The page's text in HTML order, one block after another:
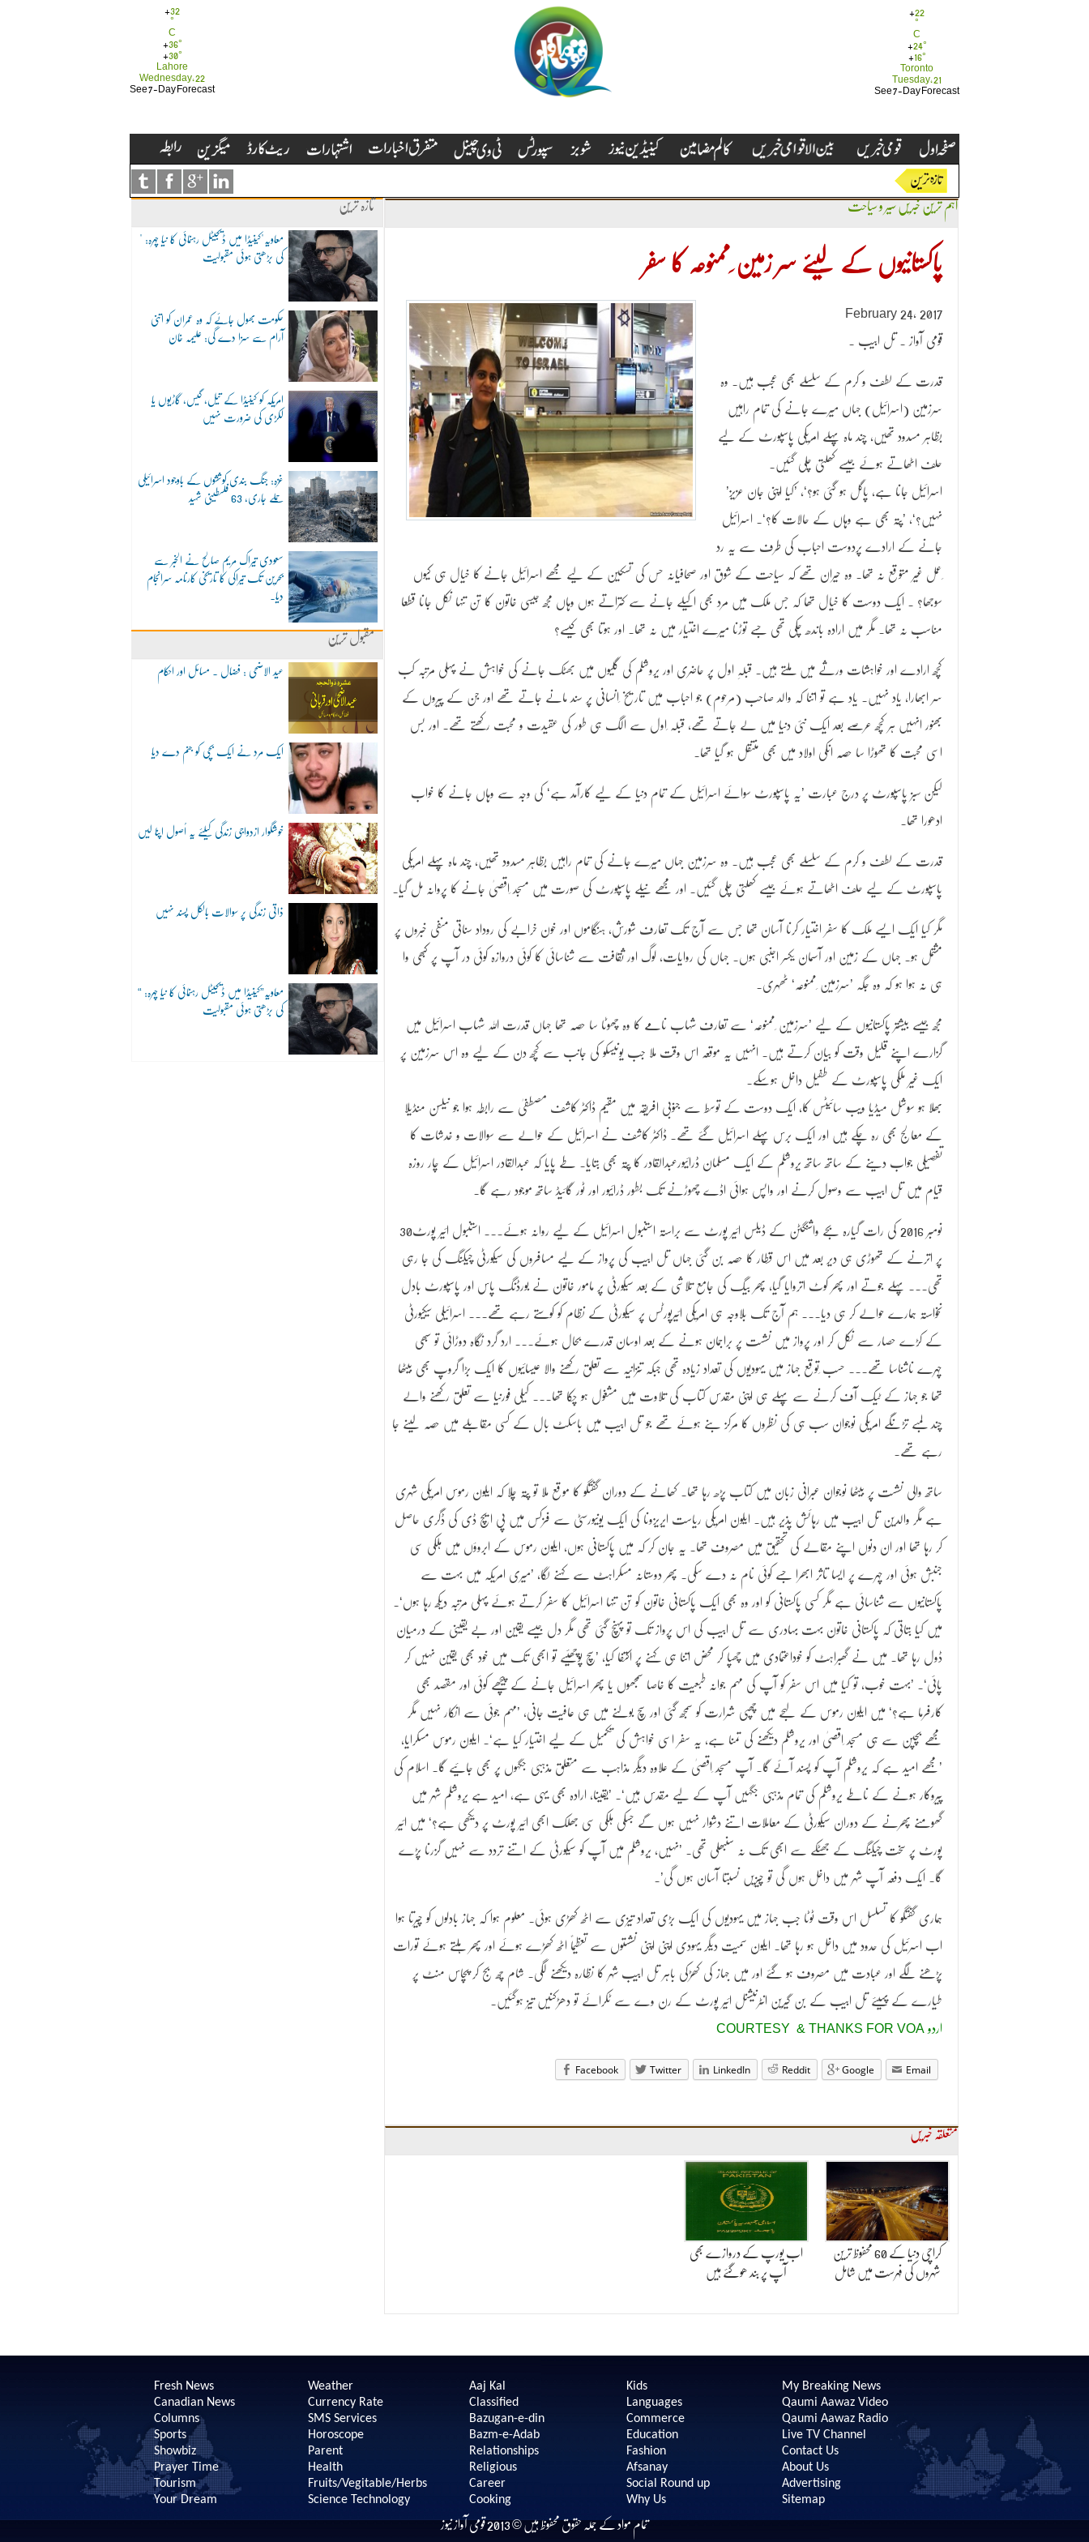
+22
°
C
+24°
+ 16°
Toronto
Tuesday, 21
See 7-Day Forecast
+32
°
C
+36°
+30°
Lahore
Wednesday, 22
See 7-Day Forecast
تازہ ترین
"معاویہ"کینیڈا میں ڈیجیٹل رہنمائی کا نیا چہرہ:
کی بڑھتی ہوئی مقبولیت
حکومت بھول جائے کہ وہ عمران کو اتنی
آرام سے سزا دے گی: علیمہ خان
امریکہ کو کینیڈا کے تیل، گیس، گاڑیوں یا
لکڑی کی ضرورت نہیں
غزہ: جنگ بندی کوششوں کے باوجود اسرائیلی
حملے جاری، 63 فلسطینی شہید
سعودی تیراک مریم صالح نے الخبر سے
بحرین تک تیراکی کا تاریخی کارنامہ سرانجام
دیا۔
مقبول ترین
عید الاضحی : فضال ۔ مسائل اور احکام
ایک مرد نے ایک بچی کو جنم دے دیا
خوشگوار ازدواجی زندگی کیلئے یہ اُصول اپنا لیں
ذاتی زندگی پر سوالات بالکل پسند نہیں
“معاویہ”کینیڈا میں ڈیجیٹل رہنمائی کا نیا چہرہ:
کی بڑھتی ہوئی مقبولیت
اہم ترین خبریں سیر و سیاحت
پاکستانیوں کے لیئے سر زمین ِممنوعہ کا سفر
February 24, 2017
. قومی آواز . تل ابیب
قدرت کے لطف و کرم کے سلسلے بھی عجب ہیں۔ وہ
سرزمین (اسرائیل) جہاں میرے جانے کی تمام راہیں
بظاہر مسدود تھیں، چند ماہ پہلے امریکی پاسپورٹ کے لیے
حلف اٹھاتے ہوئے جیسے کھلتی چلی گئیں۔
’اسرائیل جانا ہے، پاگل ہو گئی ہو؟‘، ’کیا اپنی جان عزیز
نہیں؟‘، ’پتہ بھی ہے وہاں کے حالات کا؟‘۔ اسرائیل
جانے کے ارادے پردوست احباب کی طرف سے یہ رد
ِعمل غیر متوقع نہ تھا۔ وہ حیران تھے کہ سیاحت کے شوق اور صحافیانہ حس کی تسکین کے لیے مجھے اسرائیل جانے کا خیال ہی کیوں
سوجھا؟ ۔ ایک دوست کا خیال تھا کہ جس ملک میں مرد بھی اکیلے جانے سے کتراتے ہوں وہاں مجھ جیسی خاتون کا تن تنہا نکل جانا قطعا
مناسب نہ تھا۔ مگر میں ارادہ باندھ چکی تھی جسے توڑنا میرے اختیار میں نہ تھا۔ اور ہوتا بھی کیسے؟
کچھ ارادے اور خواہشات ورثے میں ملتے ہیں۔ قبلہِ اول پر حاضری اور یروشلم کی گلیوں میں بھٹک جانے کی خواہش نے پہلی مرتبہ کب
سر ابھارا، یاد نہیں۔ یاد ہے تو اتنا کہ والد صاحب (مرحوم) جو احباب میں تاریخ ِانسانی پر سند مانے جاتے تھے اور جن کے پیروں کے
بھنور انہیں ہر کچھ عرصے بعد ایک نئی دنیا میں لے جاتے تھے، قبلہ ِاول سے الگ ہی طور کی عقیدت و محبت رکھتے تھے۔ اور بس
اسی محبت کا تھوڑا سا حصہ انکی اولاد میں بھی منتقل ہو گیا تھا۔
لیکن سبز پاسپورٹ پر درج عبارت ’یہ پاسپورٹ سوائے اسرائیل کے تمام دنیا کے لیے کارآمد ہے‘ کی وجہ سے وہاں جانے کا خواب
ادھورا تھا۔
قدرت کے لطف و کرم کے سلسلے بھی عجب ہیں۔ وہ سرزمین جہاں میرے جانے کی تمام راہیں بظاہر مسدود تھیں، چند ماہ پہلے امریکی
پاسپورٹ کے لیے حلف اٹھاتے ہوئے جیسے کھلتی چلی گئیں۔ اور مجھے نیلے پاسپورٹ کی صورت میں مسجد ِاقصیٰ جانے کا پروانہ مل گیا۔
مگر کیا ایک ایسے ملک کا سفر اختیار کرنا آسان تھا جس سے آج تک تعارف شورش، ہنگاموں اور خون خرابے کی روداد سناتی منفی خبروں پر
مشتمل ہو۔ جہاں کے زمین اور آسمان یکسر اجنبی ہوں۔ جہاں کی روایات، لوگ اور ثقافت سے شناسائی کا کوئی دروازہ کوئی در آپ پر کبھی وا
ہی نہ ہوا ہو کہ وہ جگہ ’سرزمین ِممنوعہ‘ ٹھہری۔
مجھ جیسے بیشتر پاکستانیوں کے لیے ’سرزمین ِممنوعہ‘ سے تعارف شہاب نامے کا وہ چھوٹا سا حصہ تھا جہاں قدرت اللہ شہاب اسرائیل میں
گزارے اپنے قلیل وقت کو بیان کرتے ہیں۔ انہیں یہ موقعہ اس وقت ملا جب یونیسکو کی جانب سے کچھ دن کے لیے وہ اس سرزمین پر
ایک غیر ملکی پاسپورٹ کے طفیل داخل ہوسکے۔
بھلا ہو سوشل میڈیا ویب سائیٹس کا، ایک دوست کے توسط سے جنوبی افریقہ میں مقیم ڈاکٹر کاشف مصطفیٰ سے رابطہ ہوا جو نیلسن منڈیلا
کے معالج بھی رہ چکے ہیں اور ایک برس پہلے اسرائیل گئے تھے۔ ڈاکٹر کاشف نے اسرائیل کے حوالے سے سوالات و خدشات کا
تفصیلی جواب دینے کے ساتھ ساتھ یروشلم کے ایک مسلمان ڈرائیورعبدالقادر کا پتہ بھی بتایا۔ طے پایا کہ عبدالقادر اسرائیل کے چار روزہ
قیام میں تل ابیب سے وصول کرنے اور واپس ہوائی اڈے چھوڑنے تک بطور ڈرائیور اور ٹور گائیڈ ساتھ موجود رہے گا۔
30نومبر 2016 کی رات گیارہ بجے واشنگٹن کے ڈیلس ائیر پورٹ سے براستہ استنبول اسرائیل کے لیے روانہ ہوئے۔۔۔ استنبول ائیر پورٹ
پر اترنے کے تھوڑی ہی دیر بعد میں اس قطار کا حصہ بن گئی جہاں تل ابیب کی پرواز کے لیے مسافروں کی سیکورٹی چیکنگ کی جا رہی
تھی۔۔۔ پہلے جوتے اور پھر کوٹ اتروایا گیا، پھر بیگ کی جامع تلاشی کے بعد سیکورٹی پر مامور خاتون نے بورڈنگ پاس اور پاسپورٹ بادل
نخواستہ ہمارے حوالے کر ہی دیا۔۔۔ ہم آج تک بلاوجہ ہی امریکی ائیرپورٹس پر سیکورٹی کے نظام کو کوستے رہے تھے۔۔۔ اسرائیلی سیکیورٹی
کے کڑے حصار سے نکل کر اور پرواز میں نشست پر براجمان ہونے کے بعد اوسان قدرے بحال ہوئے۔۔۔ ارد گرد نگاہ دوڑائی تو سبھی
چہرے ناشناسا تھے۔۔۔ حسب ِتوقع جہاز میں یہودیوں کی تعداد زیادہ تھی جبکہ تنزانیہ سے تعلق رکھنے والا عیسائیوں کا ایک بڑا گروپ بھی بیٹھا
تھا جو جہاز کے ٹیک آف کرنے سے پہلے ہی اپنی مقدس کتاب کی تلاوت میں مشغول ہو چکا تھا۔۔۔ کیلی فورنیا سے تعلق رکھنے والے
چند لمبے تڑنگے امریکی نوجوان سب ہی کی نظروں کا مرکز بنے ہوئے تھے جو تل ابیب میں باسکٹ بال کے کسی مقابلے میں حصہ لینے جا
رہے تھے۔
ساتھ والی نشست پر بیٹھا نوجوان عبرانی زبان میں کتاب پڑھ رہا تھا۔ کھانے کے دوران گفتگو کا موقع ملا تو پتہ چلا کہ ایلون رموس امریکی شہری
ہے مگر والدین تل ابیب میں رہائش پذیر ہیں۔ ایلون امریکی ریاست ایریزونا کی ایک یونیورسٹی سے فزکس میں پی ایچ ڈی کی ڈگری حاصل
کر رہا تھا اور ان دنوں اپنے مقالے کی تحقیق میں مصروف تھا۔ یہ جان کر کہ میں پاکستانی ہوں، ایلون رموس کے ابروؤں میں ہلکی سی
جنبش ہوئی اور چہرے پر ایسا تاثر ابھرا جسے کوئی نام نہ دے سکی۔ پھر دوستانہ مسکراہٹ سے کہنے لگا، ’میری امریکہ میں بہت سے
پاکستانیوں سے شناسائی ہے مگر کسی پاکستانی کو اور وہ بھی ایک پاکستانی خاتون کو تن تنہا اسرائیل کا سفر کرتے ہوئے پہلی مرتبہ دیکھ رہا ہوں‘۔
میں کیا بتاتی کہ پاکستانی خاتون بہت بہادری سے تل ابیب کی اس پرواز تک تو پہنچ گئی تھی مگر دل جیسے یقین اور بے یقینی کے درمیان
ڈول رہا تھا۔ میں نے گھبراہٹ کو خوداعتمادی میں چھپا کر محض اتنا ہی کہنے پر اکتفا کیا، ’سچ پوچھئیے تو ابھی تک میں خود بھی یقین نہیں کر
پائی‘۔ ’بہت خوب، تو کیا میں اس سفر کو آپ کی مہم جوانہ طبعیت کا خاصا سمجھوں یا پھر اسرائیل جانے کے پیچھے کوئی اور مقصد بھی
کارفرما ہے؟‘ میں ایلون رموس کے لہجے میں چھپی شرارت کو سمجھ گئی اور سچ بولنے میں ہی عافیت جانی، ’مہم جوئی سے انکار نہیں مگر
مجھے بچپن سے ہی مسجد ِاقصیٰ اور یروشلم دیکھنے کی تمنا ہے، یہ سفر اسی خواہش کی تکمیل کے لیے اختیار کیا ہے‘۔ ایلون رموس مسکرایا،
’مجھے امید ہے کہ یروشلم آپ کو پسند آئے گا۔ آپ مسجد ِاقصیٰ کے علاوہ دیگر مذاہب سے متعلق مذہبی جگہوں پر بھی جائیے گا۔ اسلام کی
پیروکار ہونے کے ناطے یروشلم کی تمام مذہبی جگہیں آپ کے لیے مقدس ہیں‘۔ ’یقینا، ارادہ بھی یہی ہے، امید ہے یروشلم شہر میں
گھومنے پھرنے کے دوران سیکورٹی کے معاملات اتنے دشوار نہیں ہوں گے جسکی ہلکی سی جھلک ابھی ائیر پورٹ پر دیکھی ہے؟‘ میں ائیر
پورٹ پر سخت چیکنگ کے جھٹکے سے ابھی تک نہ سنبھلی تھی۔ ’نہیں، یروشلم میں آپ کو سیکورٹی کے اتنے تردد سے نہیں گزرنا پڑے
گا۔ ایک دفعہ آپ شہر میں داخل ہوں گی تو چیزیں نسبتا آسان ہوں گی’۔
ہماری گفتگو کا تسلسل اس وقت ٹوٹا جب جہاز میں یہودیوں کی ایک بڑی تعداد تیزی سے اٹھ کھڑی ہوئی۔ معلوم ہوا کہ جہاز بادلوں کو چیرتا ہوا
اب اسرئیل کی حدود میں داخل ہو رہا تھا۔ ایلون سمیت دیگر یہودی اپنی اپنی نشستوں سے تعظیماً اٹھ کھڑے ہوئے اور پھر ہلتے ہوئے تورات
پڑھنے لگے اور عبادت میں مصروف ہو گئے اور میں جہاز کی کھڑکی باہر تل ابیب شہر کا نظارہ دیکھنے لگی۔ شام چھ بج کر پچاس منٹ پر
طیارے کے پہیئے تل ابیب کے بن گیرین انٹرنیشنل ائیر پورٹ کے رن وے سے ٹکرائے تو دھڑکنیں تیز ہوگئیں۔
COURTESY & THANKS FOR VOA اردو
Facebook Twitter LinkedIn Reddit Google Email
متعلقہ خبریں
کراچی دنیا کے 60 محفوظ ترین
شہروں کی فہرست میں شامل
اب یورپ کے دروازے بھی
آپ پر بند ھوگئے ہیں
Fresh News
Canadian News
Columns
Sports
Showbiz
Prayer Time
Tourism
Your Dream
Weather
Currency Rate
SMS Services
Horoscope
Parent
Health
Fruits/Vegitable/Herbs
Science Technology
Aaj Kal
Classified
Bazugan-e-din
Bazm-e-Adab
Relationships
Religious
Career
Cooking
Kids
Languages
Commerce
Education
Fashion
Afsanay
Social Round up
Why Us
My Breaking News
Qaumi Aawaz Video
Qaumi Aawaz Radio
Live TV Channel
Contact Us
About Us
Advertising
Sitemap
تمام مواد کے جملہ حقوق محفوظ ہیں © 2013 قومی آواز نیوز